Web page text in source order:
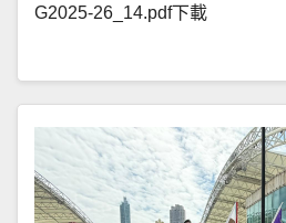
G2025-26_14.pdf下載